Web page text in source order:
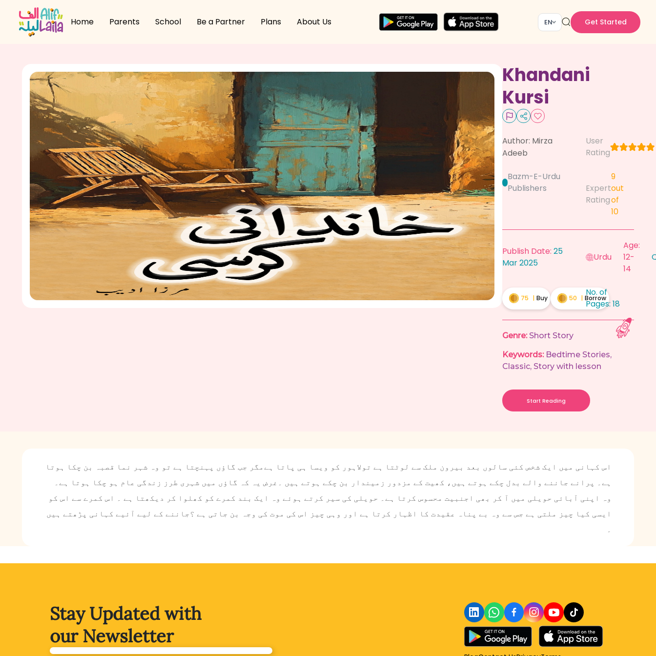
Home Parents School Be a Partner Plans About Us EN Get Started
Khandani
Kursi
Author: Mirza
Adeeb
User
Rating
Bazm-E-Urdu
Publishers
Expert
Rating
9
out
of
10
Publish Date: 25
Mar 2025
Urdu
Age:
12-
14
75 | Buy 50 | Borrow
No. of
Pages:18
Genre: Short Story
Keywords: Bedtime Stories,
Classic, Story with lesson
Start Reading
اس کہانی میں ایک شخص کئی سالوں بعد بیرون ملک سے لوٹتا ہے تولاہور کو ویسا ہی پاتا ہےمگر جب گاؤں پہنچتا ہے تو وہ شہر نما قصبہ بن چکا ہوتا
ہے۔ پرانے جاننے والے بدل چکے ہوتے ہیں، کھیت کے مزدور زمیندار بن چکے ہوتے ہیں ۔غرض یہ کہ گاؤں میں شہری طرز زندگی عام ہو چکا ہوتا ہے۔
وہ اپنی آبائی حویلی میں آ کر بھی اجنبیت محسوس کرتا ہے۔ حویلی کی سیر کرتے ہوئے وہ ایک بند کمرے کو کھلوا کر دیکھتا ہے ۔ اس کمرے سے اس کو
ایسی کیا چیز ملتی ہے جس سے وہ بے پناہ عقیدت کا اظہار کرتا ہے اور وہی چیز اس کی موت کی وجہ بن جاتی ہے ؟جاننے کے لیے آئیے کہانی پڑھتے ہیں
۔
Stay Updated with
our Newsletter